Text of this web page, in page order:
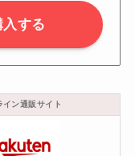
する
イン通販サイト